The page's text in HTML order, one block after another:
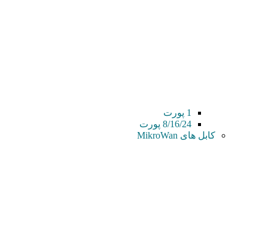
1 پورت
8/16/24 پورت
کابل های MikroWan